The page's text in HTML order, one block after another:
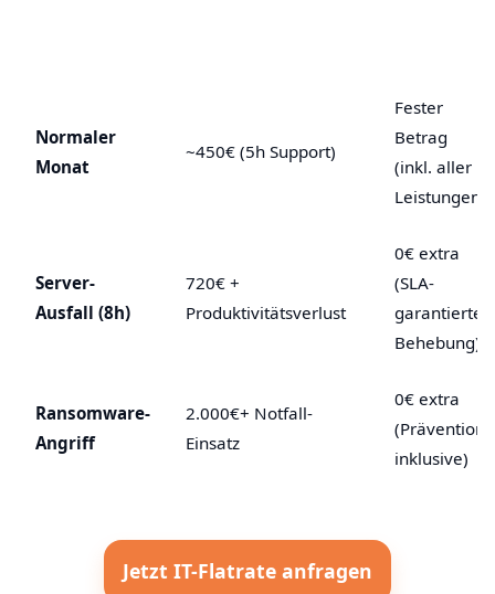
Normaler
Monat
~450€ (5h Support)
Fester
Betrag
(inkl. aller
Leistungen)
Server-
Ausfall (8h)
720€ +
Produktivitätsverlust
0€ extra
(SLA-
garantierte
Behebung)
Ransomware-
Angriff
2.000€+ Notfall-
Einsatz
0€ extra
(Prävention
inklusive)
Jetzt IT-Flatrate anfragen